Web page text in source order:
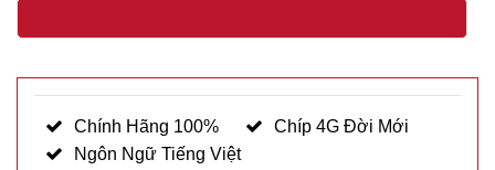
Chính Hãng 100%
Chíp 4G Đời Mới
Ngôn Ngữ Tiếng Việt